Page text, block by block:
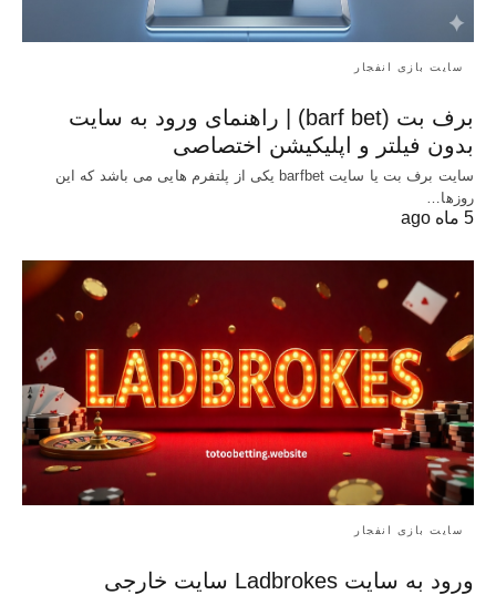
سایت بازی انفجار
برف بت (barf bet) | راهنمای ورود به سایت
بدون فیلتر و اپلیکیشن اختصاصی
سایت برف بت یا سایت barfbet یکی از پلتفرم‌ هایی می باشد که این
روزها…
5 ماه ago
سایت بازی انفجار
ورود به سایت Ladbrokes سایت خارجی